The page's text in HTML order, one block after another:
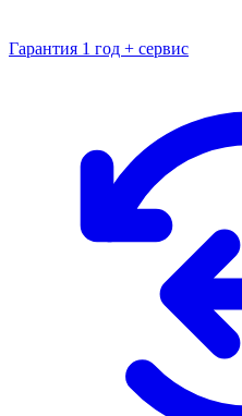
Гарантия 1 год + сервис